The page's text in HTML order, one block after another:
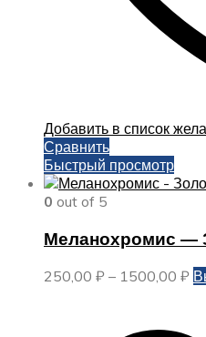
Добавить в список
Сравнить
Быстрый просмотр
0 out of 5
Меланохромис —
250,00 ₽ – 1500,00 ₽